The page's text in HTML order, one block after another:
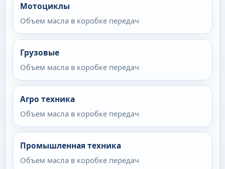
Мотоциклы
Объем масла в коробке передач
Грузовые
Объем масла в коробке передач
Агро техника
Объем масла в коробке передач
Промышленная техника
Объем масла в коробке передач